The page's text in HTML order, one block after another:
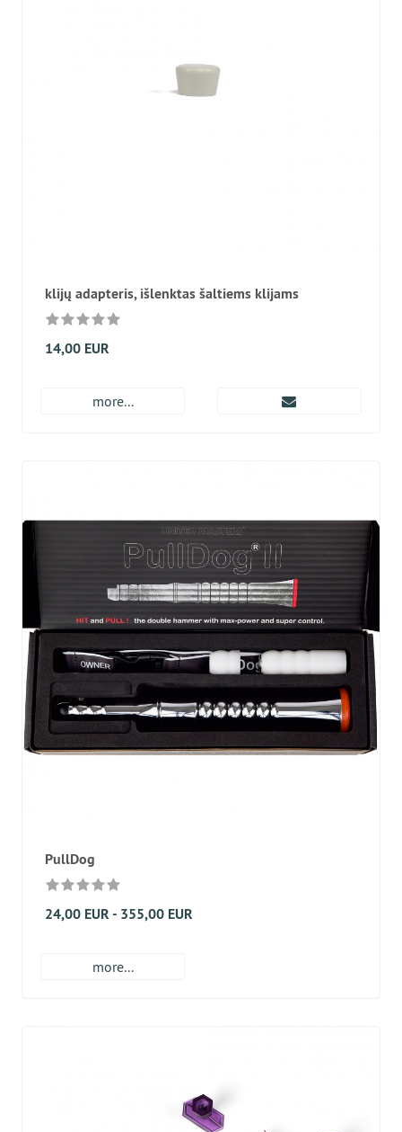
klijų adapteris, išlenktas šaltiems klijams
14,00 EUR
more...
PullDog
24,00 EUR - 355,00 EUR
more...